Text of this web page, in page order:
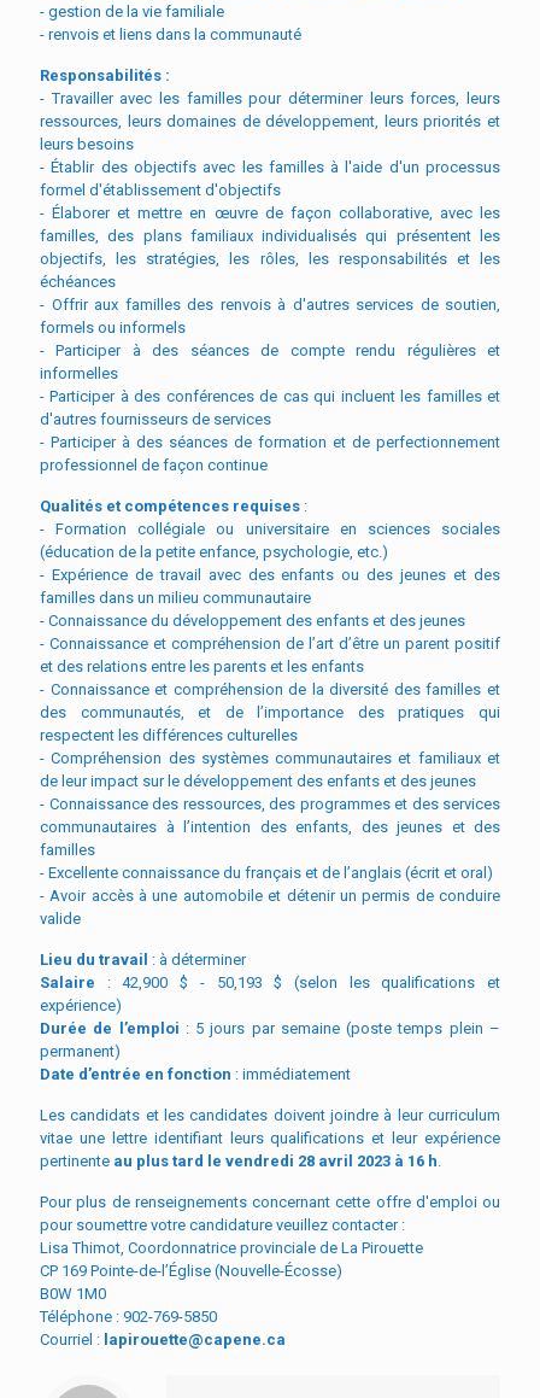
- gestion de la vie familiale
- renvois et liens dans la communauté
Responsabilités :
- Travailler avec les familles pour déterminer leurs forces, leurs
ressources, leurs domaines de développement, leurs priorités et
leurs besoins
- Établir des objectifs avec les familles à l'aide d'un processus
formel d'établissement d'objectifs
- Élaborer et mettre en œuvre de façon collaborative, avec les
familles, des plans familiaux individualisés qui présentent les
objectifs, les stratégies, les rôles, les responsabilités et les
échéances
- Offrir aux familles des renvois à d'autres services de soutien,
formels ou informels
- Participer à des séances de compte rendu régulières et
informelles
- Participer à des conférences de cas qui incluent les familles et
d'autres fournisseurs de services
- Participer à des séances de formation et de perfectionnement
professionnel de façon continue
Qualités et compétences requises :
- Formation collégiale ou universitaire en sciences sociales
(éducation de la petite enfance, psychologie, etc.)
- Expérience de travail avec des enfants ou des jeunes et des
familles dans un milieu communautaire
- Connaissance du développement des enfants et des jeunes
- Connaissance et compréhension de l’art d’être un parent positif
et des relations entre les parents et les enfants
- Connaissance et compréhension de la diversité des familles et
des communautés, et de l’importance des pratiques qui
respectent les différences culturelles
- Compréhension des systèmes communautaires et familiaux et
de leur impact sur le développement des enfants et des jeunes
- Connaissance des ressources, des programmes et des services
communautaires à l’intention des enfants, des jeunes et des
familles
- Excellente connaissance du français et de l’anglais (écrit et oral)
- Avoir accès à une automobile et détenir un permis de conduire
valide
Lieu du travail : à déterminer
Salaire : 42,900 $ - 50,193 $ (selon les qualifications et
expérience)
Durée de l’emploi : 5 jours par semaine (poste temps plein –
permanent)
Date d’entrée en fonction : immédiatement
Les candidats et les candidates doivent joindre à leur curriculum
vitae une lettre identifiant leurs qualifications et leur expérience
pertinente au plus tard le vendredi 28 avril 2023 à 16 h
Pour plus de renseignements concernant cette offre d'emploi ou
pour soumettre votre candidature veuillez contacter :
Lisa Thimot, Coordonnatrice provinciale de La Pirouette
CP 169 Pointe-de-l’Église (Nouvelle-Écosse)
B0W 1M0
Téléphone : 902-769-5850
Courriel : lapirouette@capene.ca